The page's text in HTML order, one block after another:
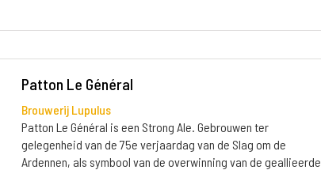
Patton Le Général
Brouwerij Lupulus
Patton Le Général is een Strong Ale. Gebrouwen ter
gelegenheid van de 75e verjaardag van de Slag om de
Ardennen, als symbool van de overwinning van de geallieerde